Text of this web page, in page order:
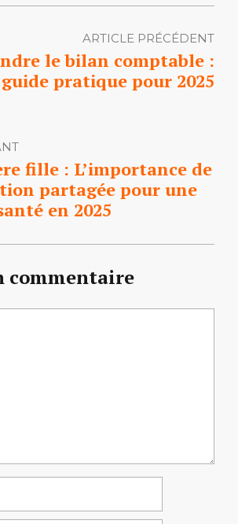
ARTICLE PRÉCÉDENT
le bilan comptable :
guide pratique pour 2025
fille : L’importance de
partagée pour une
en 2025
commentaire